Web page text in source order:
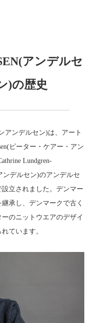
アンデルセ
)の歴史
アンデルセン)は、アート
ピーター・ケアー・アン
Lundgren-
ンデルセン)のアンデルセ
立されました。デンマー
承し、デンマークで古く
のニットウエアのデザイ
ています。